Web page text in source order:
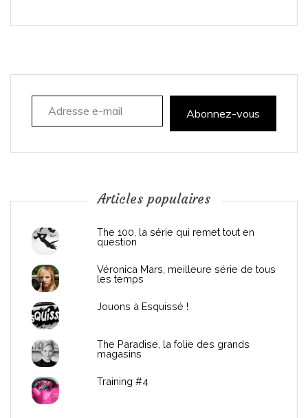
i
a
n
Adresse e-mail
Abonnez-vous
Articles populaires
The 100, la série qui remet tout en
question
Véronica Mars, meilleure série de tous
les temps
Jouons à Esquissé !
The Paradise, la folie des grands
magasins
Training #4